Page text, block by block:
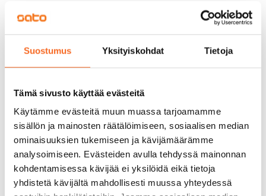
Suostumus Yksityiskohdat Tietoja
Tämä sivusto käyttää evästeitä
Käytämme evästeitä muun muassa tarjoamamme
sisällön ja mainosten räätälöimiseen, sosiaalisen median
ominaisuuksien tukemiseen ja kävijämäärämme
analysoimiseen. Evästeiden avulla tehdyssä mainonnan
kohdentamisessa kävijää ei yksilöidä eikä tietoja
yhdistetä kävijältä mahdollisesti muussa yhteydessä
Sinua saattaisi kiinnostaa myös
1/27
Pengerkatu 19
Helsinki, Kallio
Vapautumassa 1.9.
1/21
Hämeentie 44
Helsinki, Kallio